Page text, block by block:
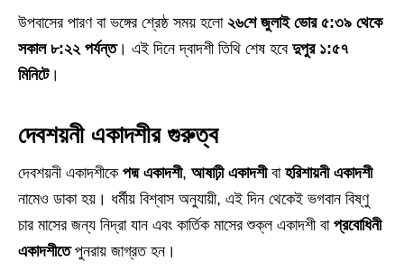
উপবাসের পারণ বা ভঙ্গের শ্রেষ্ঠ সময় হলো ২৬শে জুলাই ভোর ৫:৩৯ থেকে
সকাল ৮:২২ পর্যন্ত। এই দিনে দ্বাদশী তিথি শেষ হবে দুপুর ১:৫৭
মিনিটে।
দেবশয়নী একাদশীর গুরুত্ব
দেবশয়নী একাদশীকে পদ্ম একাদশী, আষাঢ়ী একাদশীবা হরিশায়নী একাদশী
নামেও ডাকা হয়। ধর্মীয় বিশ্বাস অনুযায়ী, এই দিন থেকেই ভগবান বিষ্ণু
চার মাসের জন্য নিদ্রা যান এবং কার্তিক মাসের শুক্ল একাদশী বা প্রবোধিনী
একাদশীতেপুনরায় জাগ্রত হন।